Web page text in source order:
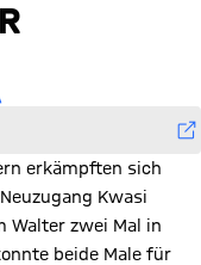
erkämpften sich
Kwasi
Walter zwei Mal in
beide Male für